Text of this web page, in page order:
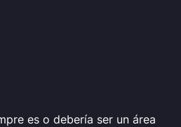
es o debería ser un área